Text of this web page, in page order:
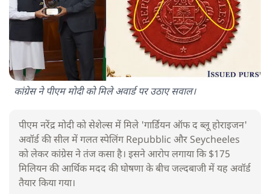
कांग्रेस ने पीएम मोदी को मिले अवार्ड पर उठाए सवाल।
पीएम नरेंद्र मोदी को सेशेल्स में मिले 'गार्डियन ऑफ द ब्लू होराइजन'
अवॉर्ड की सील में गलत स्पेलिंग Repubblic और Seycheeles
को लेकर कांग्रेस ने तंज कसा है। इसने आरोप लगाया कि $175
मिलियन की आर्थिक मदद की घोषणा के बीच जल्दबाजी में यह अवॉर्ड
तैयार किया गया।